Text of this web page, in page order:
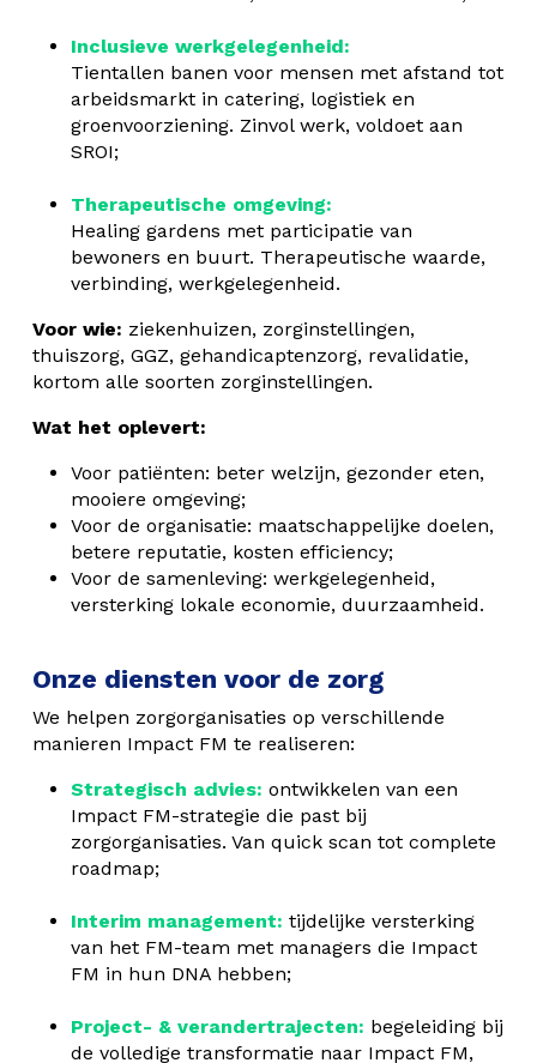
Inclusieve werkgelegenheid:
Tientallen banen voor mensen met afstand tot
arbeidsmarkt in catering, logistiek en
groenvoorziening. Zinvol werk, voldoet aan
SROI;
Therapeutische omgeving:
Healing gardens met participatie van
bewoners en buurt. Therapeutische waarde,
verbinding, werkgelegenheid.
Voor wie: ziekenhuizen, zorginstellingen,
thuiszorg, GGZ, gehandicaptenzorg, revalidatie,
kortom alle soorten zorginstellingen.
Wat het oplevert:
Voor patiënten: beter welzijn, gezonder eten,
mooiere omgeving;
Voor de organisatie: maatschappelijke doelen,
betere reputatie, kosten efficiency;
Voor de samenleving: werkgelegenheid,
versterking lokale economie, duurzaamheid.
Onze diensten voor de zorg
We helpen zorgorganisaties op verschillende
manieren Impact FM te realiseren:
Strategisch advies: ontwikkelen van een
Impact FM-strategie die past bij
zorgorganisaties. Van quick scan tot complete
roadmap;
Interim management: tijdelijke versterking
van het FM-team met managers die Impact
FM in hun DNA hebben;
Project- & verandertrajecten: begeleiding bij
de volledige transformatie naar Impact FM,